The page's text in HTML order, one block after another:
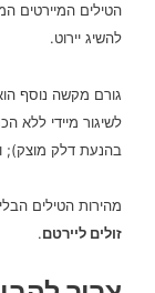
הטילים המיירטים
להשיג יירוט.
גורם מקשה נוסף
לשיגור מיידי ללא
בהנעת דלק מוצק);
מהירות הטילים
זולים ליירטם.